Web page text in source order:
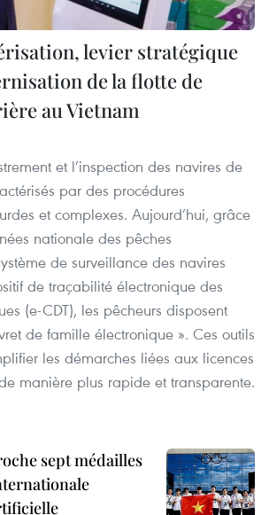
levier stratégique
de la flotte de
au Vietnam
et l’inspection des navires de
par des procédures
et complexes. Aujourd’hui, grâce
nationale des pêches
de surveillance des navires
de traçabilité électronique des
(e-CDT), les pêcheurs disposent
de famille électronique ». Ces outils
les démarches liées aux licences
manière plus rapide et transparente.
sept médailles